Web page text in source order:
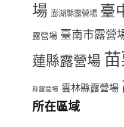
場 澎湖縣露營場 臺
露營場 臺南市露營
蓮縣露營場
縣露營場 雲林縣露營場
所在區域